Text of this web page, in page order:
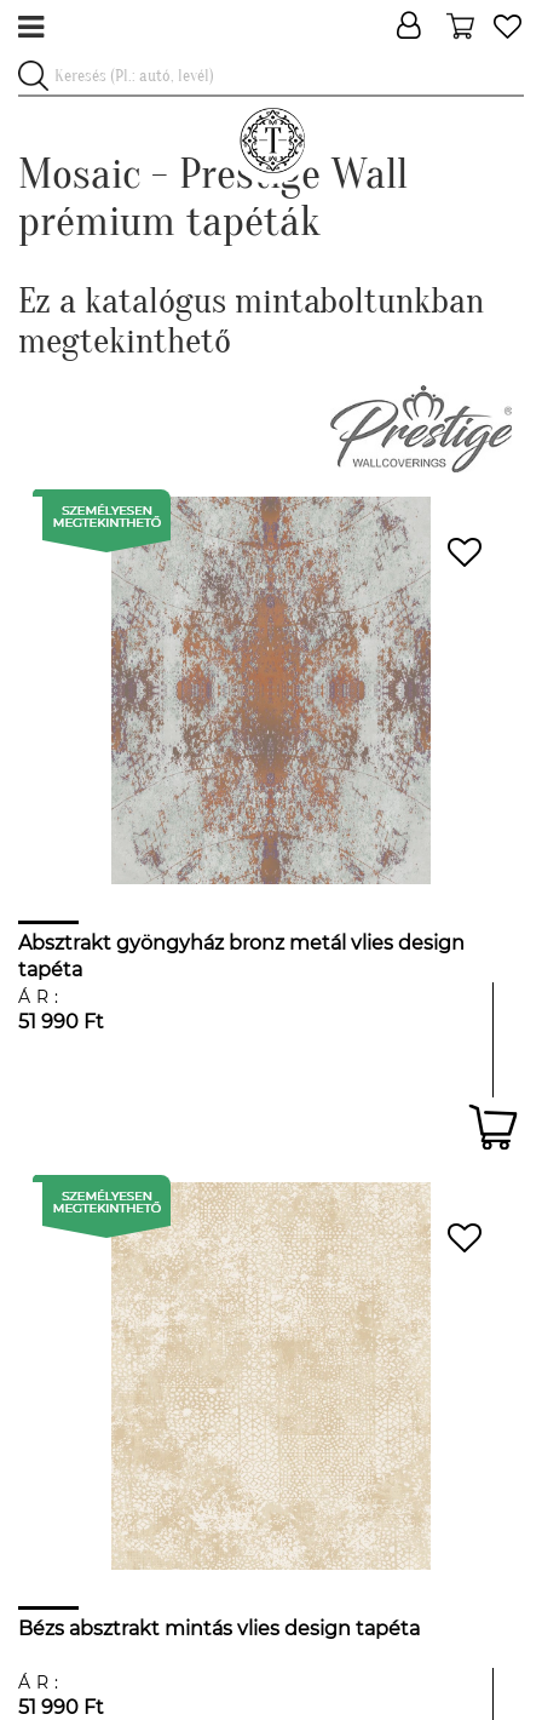
Mosaic - Prestige Wall
prémium tapéták
Ez a katalógus mintaboltunkban
megtekinthető
Absztrakt gyöngyház bronz metál vlies design
tapéta
ÁR:
51 990 Ft
Bézs absztrakt mintás vlies design tapéta
ÁR:
51 990 Ft